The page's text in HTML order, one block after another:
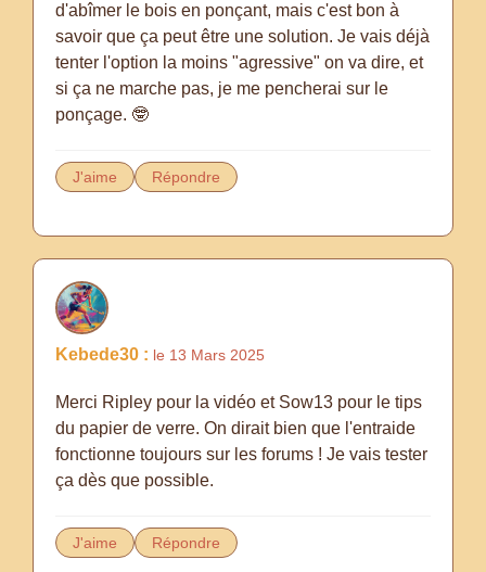
d'abîmer le bois en ponçant, mais c'est bon à
savoir que ça peut être une solution. Je vais déjà
tenter l'option la moins "agressive" on va dire, et
si ça ne marche pas, je me pencherai sur le
ponçage. 🤓
J'aime Répondre
Kebede30 : le 13 Mars 2025
Merci Ripley pour la vidéo et Sow13 pour le tips
du papier de verre. On dirait bien que l'entraide
fonctionne toujours sur les forums ! Je vais tester
ça dès que possible.
J'aime Répondre